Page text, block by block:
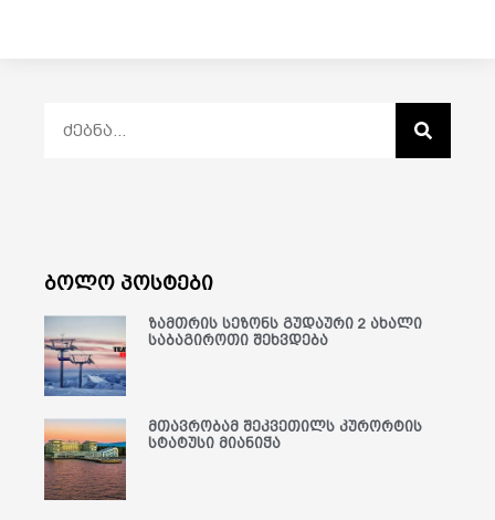
ბოლო პოსტები
ზამთრის სეზონს გუდაური 2 ახალი
საბაგიროთი შეხვდება
მთავრობამ შეკვეთილს კურორტის
სტატუსი მიანიჭა